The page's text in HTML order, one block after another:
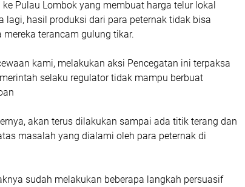
Pulau Lombok yang membuat harga telur lokal
lagi, hasil produksi dari para peternak tidak bisa
mereka terancam gulung tikar.
kami, melakukan aksi Pencegatan ini terpaksa
selaku regulator tidak mampu berbuat
akan terus dilakukan sampai ada titik terang dan
masalah yang dialami oleh para peternak di
sudah melakukan beberapa langkah persuasif